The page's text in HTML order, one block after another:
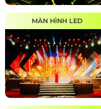
MÀN HÌNH LED